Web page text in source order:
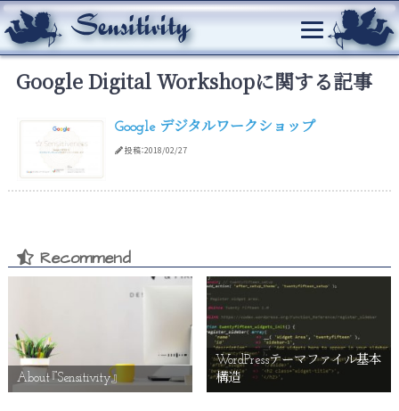
Google Digital Workshopに関する記事
Google デジタルワークショップ
投稿：2018/02/27
Recommend
About『Sensitivity』
WordPressテーマファイル基本
構造